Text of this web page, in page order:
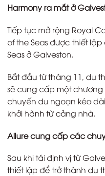
Harmony ra mắt ở
Tiếp tục mở rộng Royal
of the Seas được thiết
Seas ở Galveston.
Bắt đầu từ tháng 11, du
sẽ cung cấp một
chuyến du ngoạn kéo
khởi hành từ cảng nhà.
Allure cung cấp các
Sau khi tái định vị từ
thiết lập để trở thành du